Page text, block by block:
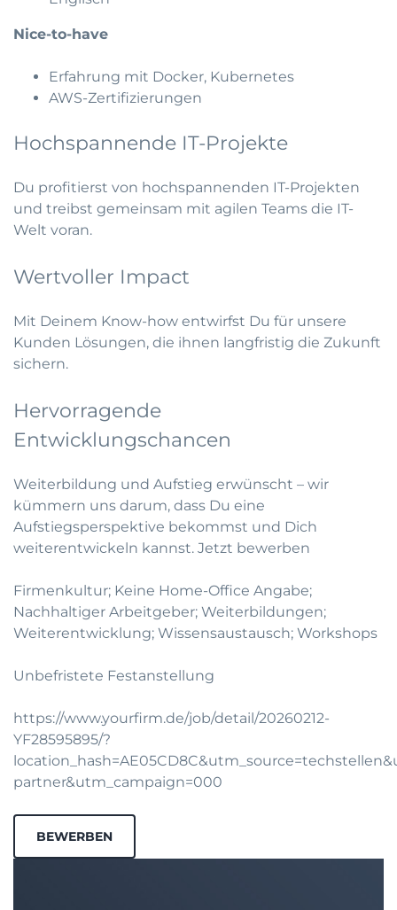
Nice-to-have
Erfahrung mit Docker, Kubernetes
AWS-Zertifizierungen
Hochspannende IT-Projekte
Du profitierst von hochspannenden IT-Projekten
und treibst gemeinsam mit agilen Teams die IT-
Welt voran.
Wertvoller Impact
Mit Deinem Know-how entwirfst Du für unsere
Kunden Lösungen, die ihnen langfristig die Zukunft
sichern.
Hervorragende
Entwicklungschancen
Weiterbildung und Aufstieg erwünscht – wir
kümmern uns darum, dass Du eine
Aufstiegsperspektive bekommst und Dich
weiterentwickeln kannst. Jetzt bewerben
Firmenkultur; Keine Home-Office Angabe;
Nachhaltiger Arbeitgeber; Weiterbildungen;
Weiterentwicklung; Wissensaustausch; Workshops
Unbefristete Festanstellung
https://www.yourfirm.de/job/detail/20260212-
YF28595895/?
partner&utm_campaign=000
BEWERBEN